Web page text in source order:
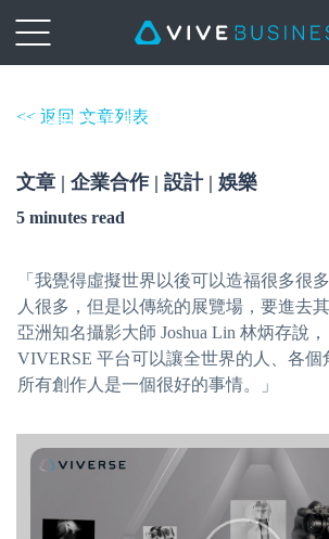
<< 返回 文章列表
的虛擬攝影展
文章 | 企業合作 | 設計 | 娛樂
5 minutes read
「我覺得虛擬世界以後可以造福很多很
人很多，但是以傳統的展覽場，要進去
亞洲知名攝影大師 Joshua Lin 林炳存說
VIVERSE 平台可以讓全世界的人、各個
所有創作人是一個很好的事情。」